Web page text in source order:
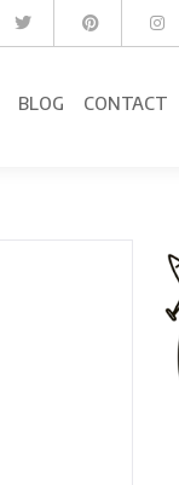
BLOG CONTACT